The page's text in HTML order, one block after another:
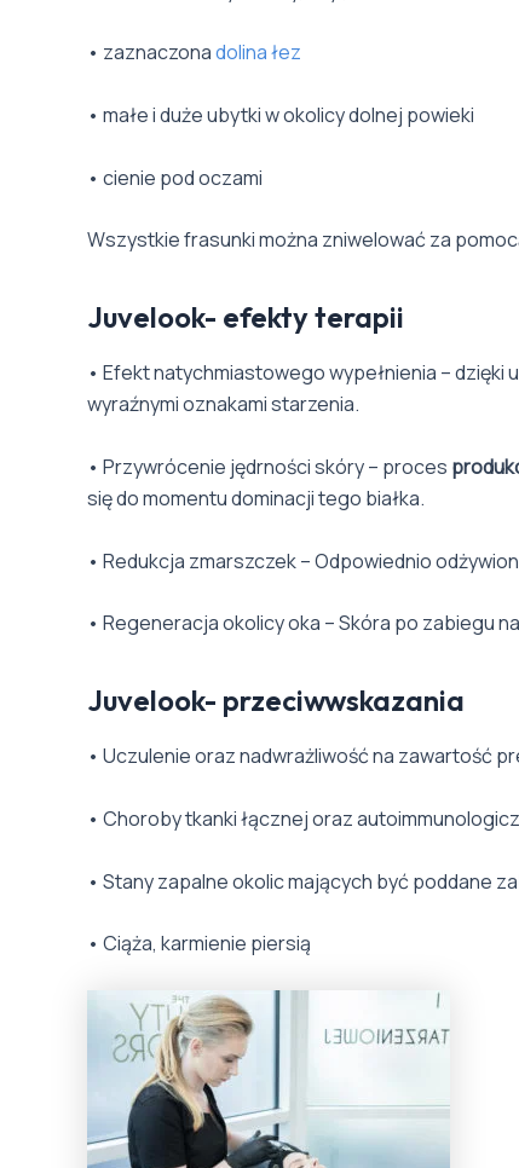
• zaznaczonadolina łez
• małe i duże ubytki w okolicy dolnej powieki
• cienie pod oczami
Wszystkie frasunki można zniwelować za
Juvelook- efekty terapii
• Efekt natychmiastowego wypełnienia –
wyraźnymi oznakami starzenia.
• Przywrócenie jędrności skóry – proces
się do momentu dominacji tego białka.
• Redukcja zmarszczek – Odpowiednio
• Regeneracja okolicy oka – Skóra po zabiegu
Juvelook- przeciwwskazania
• Uczulenie oraz nadwrażliwość na zawartość
• Choroby tkanki łącznej oraz
• Stany zapalne okolic mających być poddane
• Ciąża, karmienie piersią